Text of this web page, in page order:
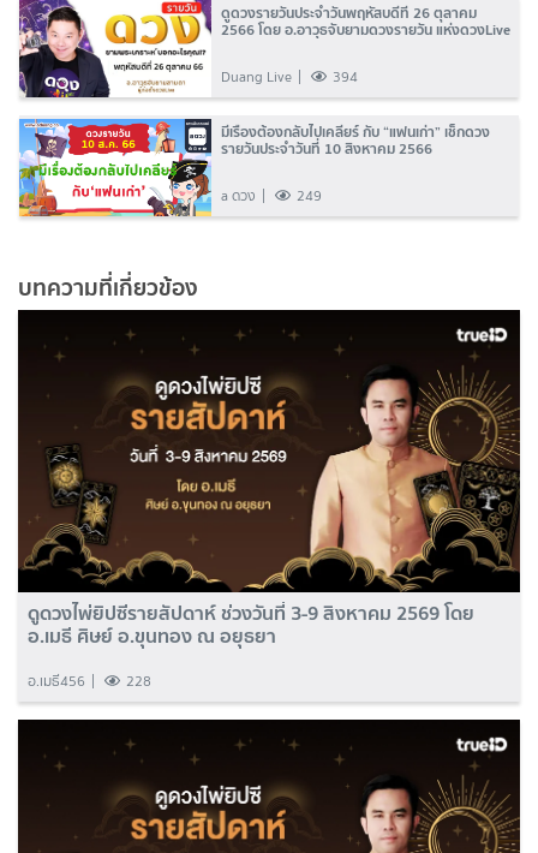
ดูดวงรายวันประจำวันพฤหัสบดีที่ 26 ตุลาคม
2566 โดย อ.อาวุธจับยามดวงรายวัน แห่งดวงLive
Duang Live 394
มีเรื่องต้องกลับไปเคลียร์ กับ “แฟนเก่า” เช็กดวง
รายวันประจำวันที่ 10 สิงหาคม 2566
a ดวง 249
บทความที่เกี่ยวข้อง
ดูดวงไพ่ยิปซีรายสัปดาห์ ช่วงวันที่ 3-9 สิงหาคม 2569 โดย
อ.เมธี ศิษย์ อ.ขุนทอง ณ อยุธยา
อ.เมธี456 228